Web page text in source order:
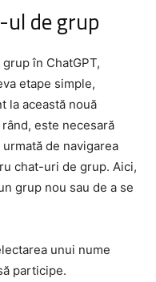
de grup
în ChatGPT,
etape simple,
la această nouă
este necesară
de navigarea
chat-uri de grup. Aici,
grup nou sau de a se
unui nume
participe.